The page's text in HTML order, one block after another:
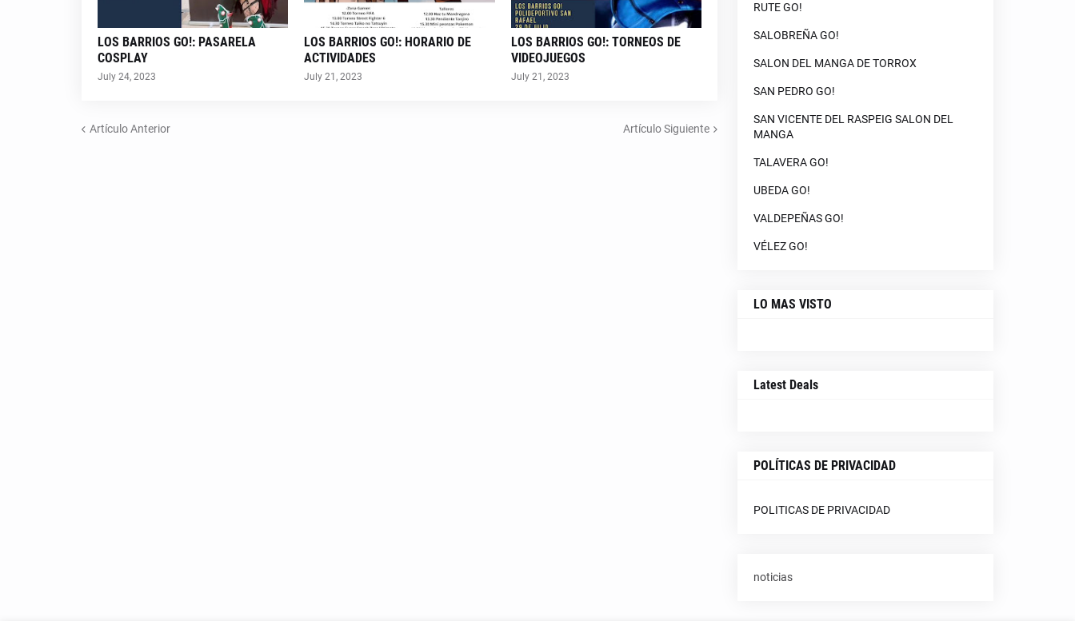
LOS BARRIOS GO!: PASARELA
COSPLAY
July 24, 2023
LOS BARRIOS GO!: HORARIO DE
ACTIVIDADES
July 21, 2023
LOS BARRIOS GO!: TORNEOS DE
VIDEOJUEGOS
July 21, 2023
Artículo Anterior Artículo Siguiente
RUTE GO!
SALOBREÑA GO!
SALON DEL MANGA DE TORROX
SAN PEDRO GO!
SAN VICENTE DEL RASPEIG SALON DEL
MANGA
TALAVERA GO!
UBEDA GO!
VALDEPEÑAS GO!
VÉLEZ GO!
LO MAS VISTO
Latest Deals
POLÍTICAS DE PRIVACIDAD
POLITICAS DE PRIVACIDAD
noticias